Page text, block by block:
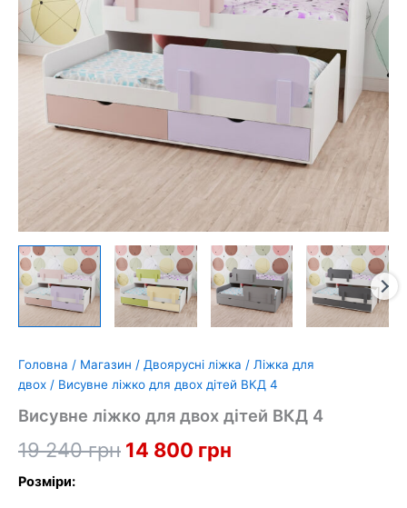
Головна / Магазин / Двоярусні ліжка / Ліжка для
двох / Висувне ліжко для двох дітей ВКД 4
Висувне ліжко для двох дітей ВКД 4
19 240грн Оригінальна
14 800 грн
Розміри: